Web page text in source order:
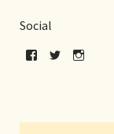
Social